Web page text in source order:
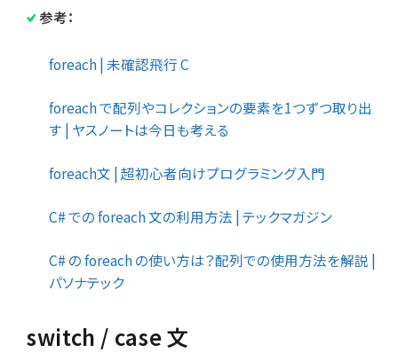
参考：
foreach | 未確認飛行 C
foreach で配列やコレクションの要素を1つずつ取り出
す | ヤスノートは今日も考える
foreach文 | 超初心者向けプログラミング入門
C# での foreach 文の利用方法 | テックマガジン
C# の foreach の使い方は？配列での使用方法を解説 |
パソナテック
switch / case 文